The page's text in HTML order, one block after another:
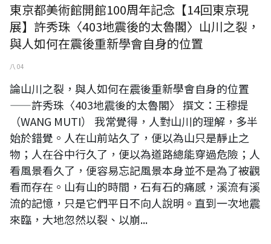
東京都美術館開館100周年記念【14回東京現
展】許秀珠〈403地震後的太魯閣〉山川之裂，
與人如何在震後重新學會自身的位置
八 04
論山川之裂，與人如何在震後重新學會自身的位置
——許秀珠〈403地震後的太魯閣〉 撰文：王穆提
（WANG MUTI） 我常覺得，人對山川的理解，多半
始於錯覺。人在山前站久了，便以為山只是靜止之
物；人在谷中行久了，便以為道路總能穿過危險；人
看風景看久了，便容易忘記風景本身並不是為了被觀
看而存在。山有山的時間，石有石的痛感，溪流有溪
流的記憶，只是它們平日不向人說明。直到一次地震
來臨，大地忽然以裂、以崩...